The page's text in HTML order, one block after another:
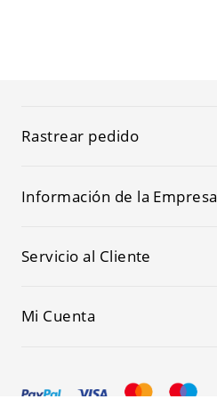
Rastrear pedido
Información de la Empresa
Servicio al Cliente
Mi Cuenta